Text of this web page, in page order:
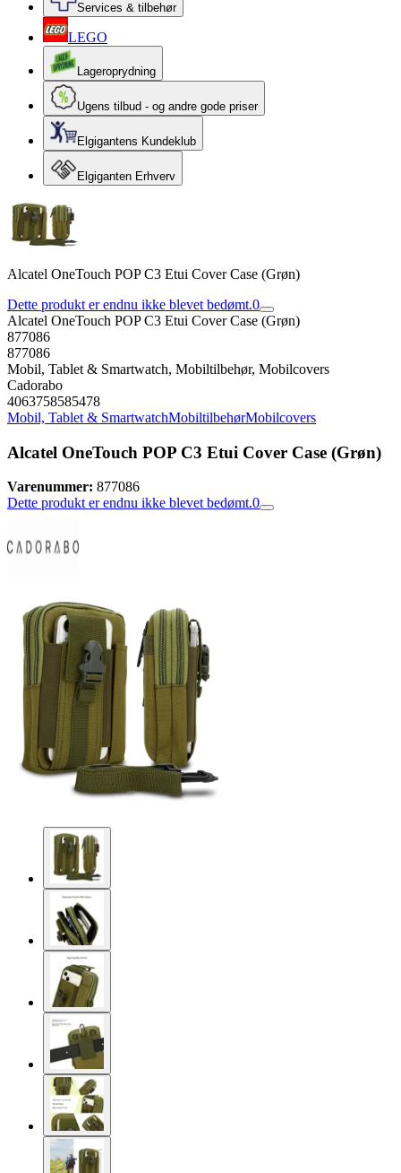
Services & tilbehør
LEGO
Lageroprydning
Ugens tilbud - og andre gode priser
Elgigantens Kundeklub
Elgiganten Erhverv
Alcatel OneTouch POP C3 Etui Cover Case (Grøn)
Dette produkt er endnu ikke blevet bedømt.0
Alcatel OneTouch POP C3 Etui Cover Case (Grøn)
877086
877086
Mobil, Tablet & Smartwatch, Mobiltilbehør, Mobilcovers
Cadorabo
4063758585478
Mobil, Tablet & SmartwatchMobiltilbehørMobilcovers
Alcatel OneTouch POP C3 Etui Cover Case (Grøn)
Varenummer: 877086
Dette produkt er endnu ikke blevet bedømt.0